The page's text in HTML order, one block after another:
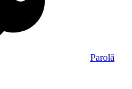
Parolă